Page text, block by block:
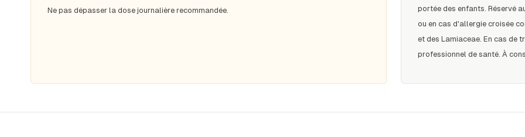
Ne pas dépasser la dose journalière recommandée.
portée des enfants. Réservé
ou en cas d'allergie croisée
et des Lamiaceae. En cas de
professionnel de santé. À